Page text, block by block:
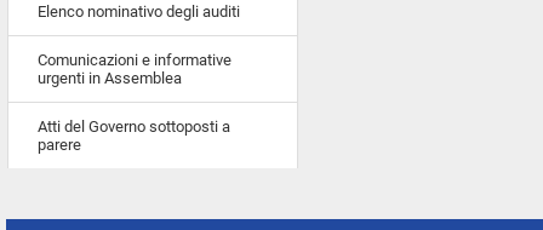
Elenco nominativo degli auditi
Comunicazioni e informative
urgenti in Assemblea
Atti del Governo sottoposti a
parere